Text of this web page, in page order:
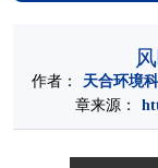
作者： 天合环境
章来源：